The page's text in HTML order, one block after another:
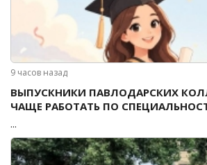
9 часов назад
ВЫПУСКНИКИ ПАВЛОДАРСКИХ
ЧАЩЕ РАБОТАТЬ ПО
...